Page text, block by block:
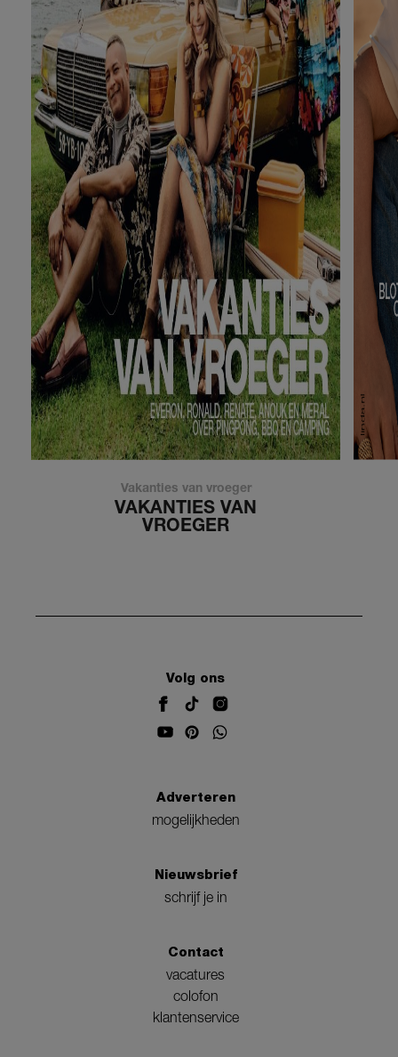
Vakanties van vroeger
VAKANTIES VAN
VROEGER
Volg ons
Adverteren
mogelijkheden
Nieuwsbrief
schrijf je in
Contact
vacatures
colofon
klantenservice